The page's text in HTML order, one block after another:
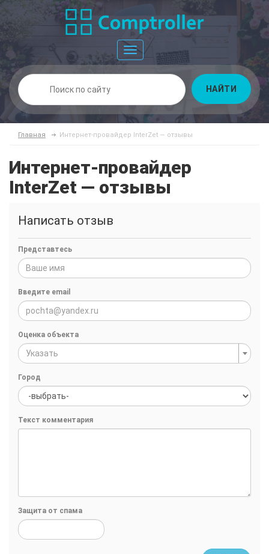
Toggle
navigation
НАЙТИ
Главная Интернет-провайдер InterZet — отзывы
Интернет-провайдер
InterZet — отзывы
Написать отзыв
Представтесь
Введите email
Оценка объекта
Указать
Город
Текст комментария
Защита от спама